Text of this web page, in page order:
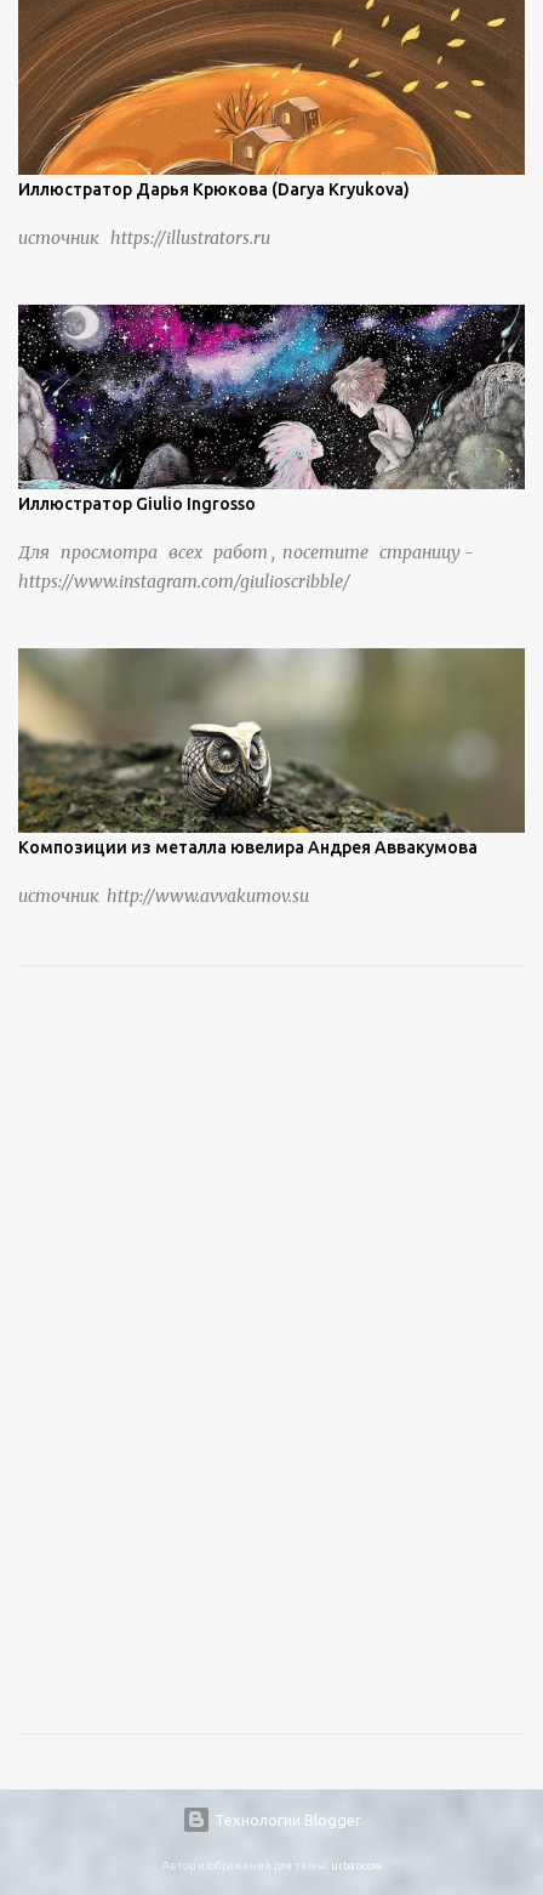
стальными лестницами с защитными перилами, и
передвижение детей и жителей деревни было улучшено.
Подъем от подножия горы до вершины занимает до 4
часов. По словам местных жителей, их предки мигрировали
в деревню, поскольку обнаружили, что в этом месте
приятный климат и природная среда, подходящие для
проживания, ведения сельского хозяйства и разведения
защитить их от бандитизма и войн. С тех пор особая
жизнью в деревне в течение шести или семи поколений.
Иллюстратор Дарья Крюкова (Darya Kryukova)
источник https://illustrators.ru
Иллюстратор Giulio Ingrosso
Для просмотра всех работ , посетите страницу -
https://www.instagram.com/giulioscribble/
Композиции из металла ювелира Андрея Аввакумова
источник http://www.avvakumov.su
Технологии Blogger
Автор изображений для темы: urbancow